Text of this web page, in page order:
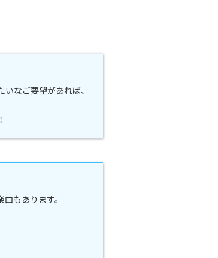
なご要望があれば、
もあります。